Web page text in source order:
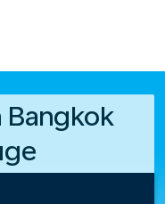
Bangkok